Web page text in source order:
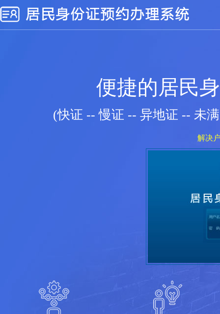
便捷的居民
(快证 -- 慢证 -- 异地证 -- 未
解决